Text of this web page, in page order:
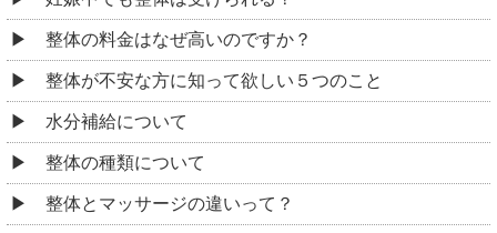
整体の料金はなぜ高いのですか？
整体が不安な方に知って欲しい５つのこと
水分補給について
整体の種類について
整体とマッサージの違いって？